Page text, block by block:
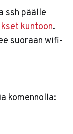
ssh päälle
kuntoon.
suoraan wifi-
komennolla: